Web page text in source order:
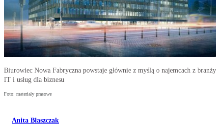
Biurowiec Nowa Fabryczna powstaje głównie z myślą o najemcach z branży
IT i usług dla biznesu
Foto: materiały prasowe
Anita Błaszczak